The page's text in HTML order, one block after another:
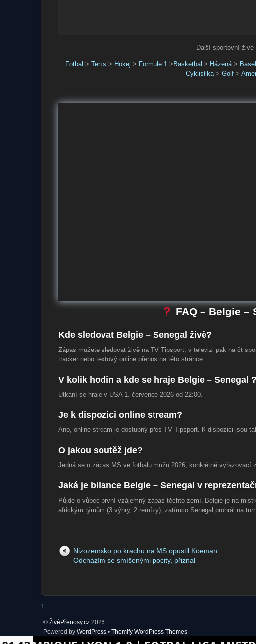
Další sportovní živé
Fotbal > Tenis > Hokej > Formule 1> Basketbal > Házená>
Cyklistika> Golf>
FAQ – Belgie –
Kde sledovat Belgie – Senegal živě?
Zápas můžete sledovat živě na TV Tipsport, v televizi pak na čt
tracker nebo textový online přenos na této stránce.
V kolik hodin a kde se hraje Belgie – Senegal ?
Utkání se hraje v USA 1. července 2026 od 22:00.
Je k dispozici online stream?
Ano, online stream je dostupný přes TV Tipsport. K dispozici jsou
O jakou soutěž jde?
Jedná se o zápas MS ve fotbalu mužů 2026, konkrétně vyřazovací
Jaká je bilance Belgie – Senegal v
Půjde o vůbec první vzájemný zápas těchto zemí. Belgie je na
africkým týmům (3 výhry, 2 remízy), zatímco Senegal prohrál na
Nizozemsko po krachu na MS opustil Koeman.
Odcházím se smíšenými pocity, přiznal
↑
© ŽivéPřenosy.cz 2026
Powered by WordPress • Themify WordPress Themes